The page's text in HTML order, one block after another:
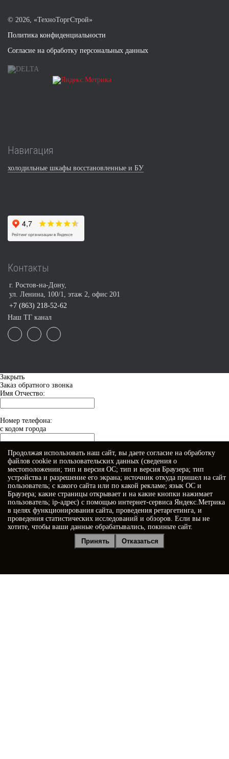
© 2026, «ТехноТоргСтрой»
Политика конфиденциальности
Согласие на обработку персональных данных
Навигация
холодильные шкафы восстановленные и БУ
Контакты
г. Ростов-на-Дону,
ул. Ленина, 100/1, этаж 2, офис 201
+7 (863) 218-52-62
Наш ТГ канал
Закрыть
Заказ обратного звонка
Имя Отчество:
Номер телефона:
с кодом города
Когда позвонить?
Я принимаю условияПолитики конфиденциальности
согласие на обработку персональных данных
Продолжая использовать наш сайт, вы даете согласие на обработку
файлов cookie и пользовательских данных (сведения о
местоположении; тип и версия ОС; тип и версия Браузера; тип
устройства и разрешение его экрана; источник откуда пришел на сайт
пользователь; с какого сайта или по какой рекламе; язык ОС и
Браузера; какие страницы открывает и на какие кнопки нажимает
пользователь; ip-адрес) с помощью интернет-сервиса Яндекс.Метрика
в целях функционирования сайта, проведения ретаргетинга, и
проведения статистических исследований и обзоров. Если вы не
хотите, чтобы ваши данные обрабатывались, покиньте сайт.
Принять
Отказаться